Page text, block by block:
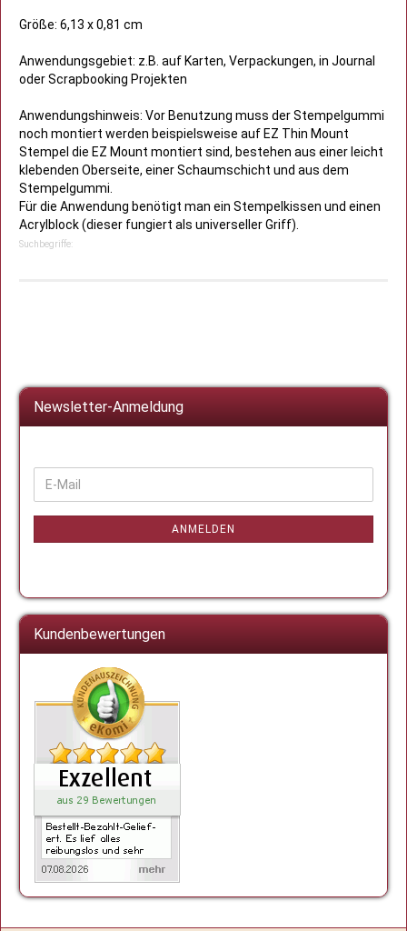
Größe: 6,13 x 0,81 cm
Anwendungsgebiet: z.B. auf Karten, Verpackungen, in Journal
oder Scrapbooking Projekten
Anwendungshinweis: Vor Benutzung muss der Stempelgummi
noch montiert werden beispielsweise auf EZ Thin Mount
Stempel die EZ Mount montiert sind, bestehen aus einer leicht
klebenden Oberseite, einer Schaumschicht und aus dem
Stempelgummi.
Für die Anwendung benötigt man ein Stempelkissen und einen
Acrylblock (dieser fungiert als universeller Griff).
Suchbegriffe:
Newsletter-Anmeldung
WEITER
ZUR
NEWSLETTER-
E-
Mail
ANMELDEN
Kundenbewertungen